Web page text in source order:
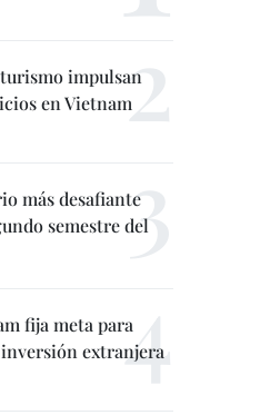
impulsan
en Vietnam
más desafiante
semestre del
fija meta para
extranjera